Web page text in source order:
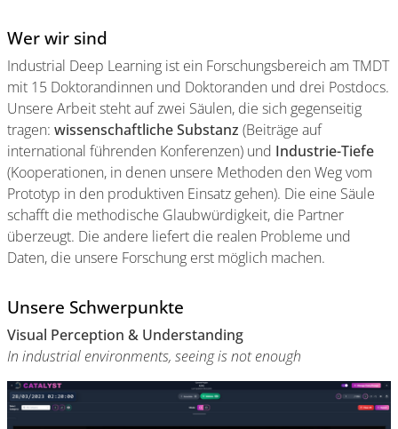
Wer wir sind
Industrial Deep Learning ist ein Forschungsbereich am TMDT
mit 15 Doktorandinnen und Doktoranden und drei Postdocs.
Unsere Arbeit steht auf zwei Säulen, die sich gegenseitig
tragen: wissenschaftliche Substanz (Beiträge auf
international führenden Konferenzen) und Industrie-Tiefe
(Kooperationen, in denen unsere Methoden den Weg vom
Prototyp in den produktiven Einsatz gehen). Die eine Säule
schafft die methodische Glaubwürdigkeit, die Partner
überzeugt. Die andere liefert die realen Probleme und
Daten, die unsere Forschung erst möglich machen.
Unsere Schwerpunkte
Visual Perception & Understanding
In industrial environments, seeing is not enough